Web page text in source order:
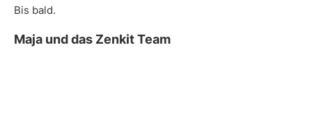
Bis bald.
Maja und das Zenkit Team